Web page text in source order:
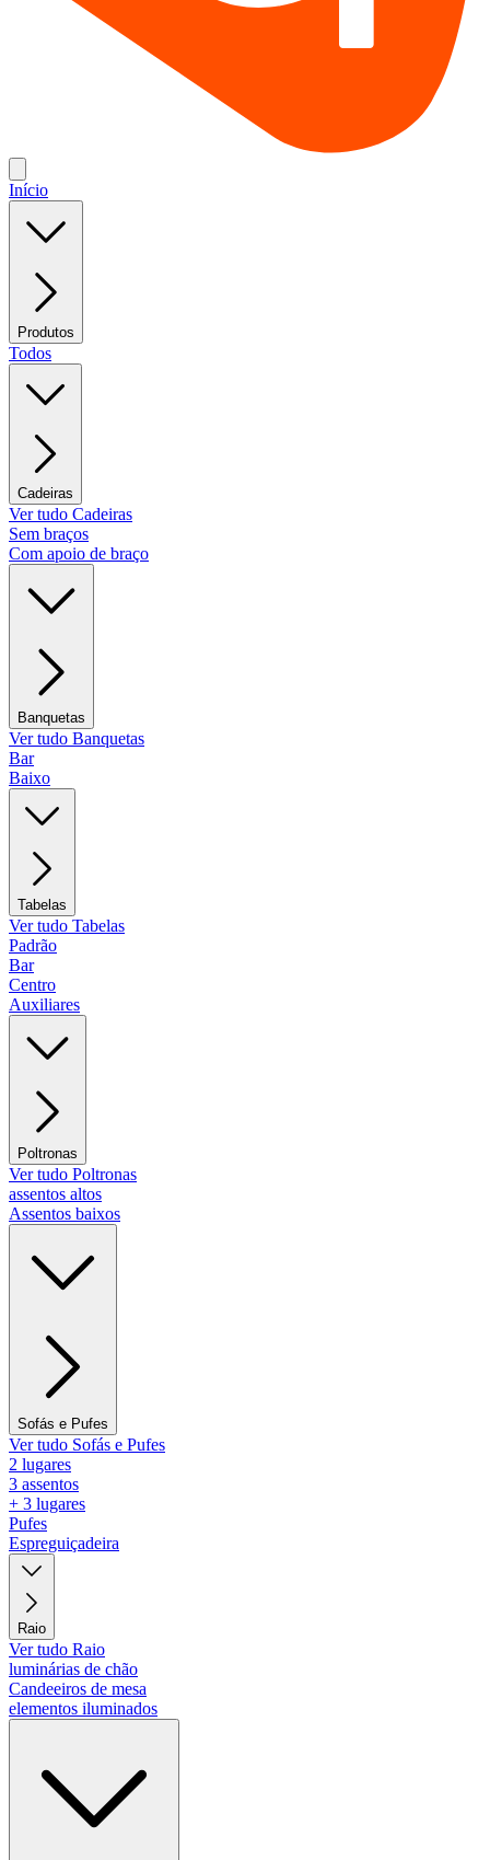
Início
Produtos
Todos
Cadeiras
Ver tudo Cadeiras
Sem braços
Com apoio de braço
Banquetas
Ver tudo Banquetas
Bar
Baixo
Tabelas
Ver tudo Tabelas
Padrão
Bar
Centro
Auxiliares
Poltronas
Ver tudo Poltronas
assentos altos
Assentos baixos
Sofás e Pufes
Ver tudo Sofás e Pufes
2 lugares
3 assentos
+ 3 lugares
Pufes
Espreguiçadeira
Raio
Ver tudo Raio
luminárias de chão
Candeeiros de mesa
elementos iluminados